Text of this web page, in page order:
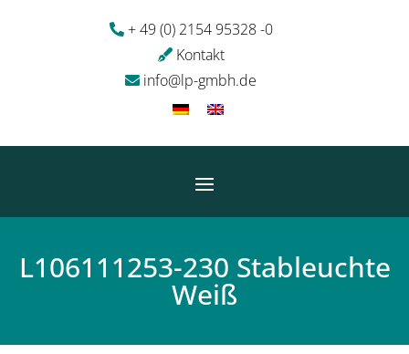
+ 49 (0) 2154 95328 -0
Kontakt
info@lp-gmbh.de
L106111253-230 Stableuchte
Weiß